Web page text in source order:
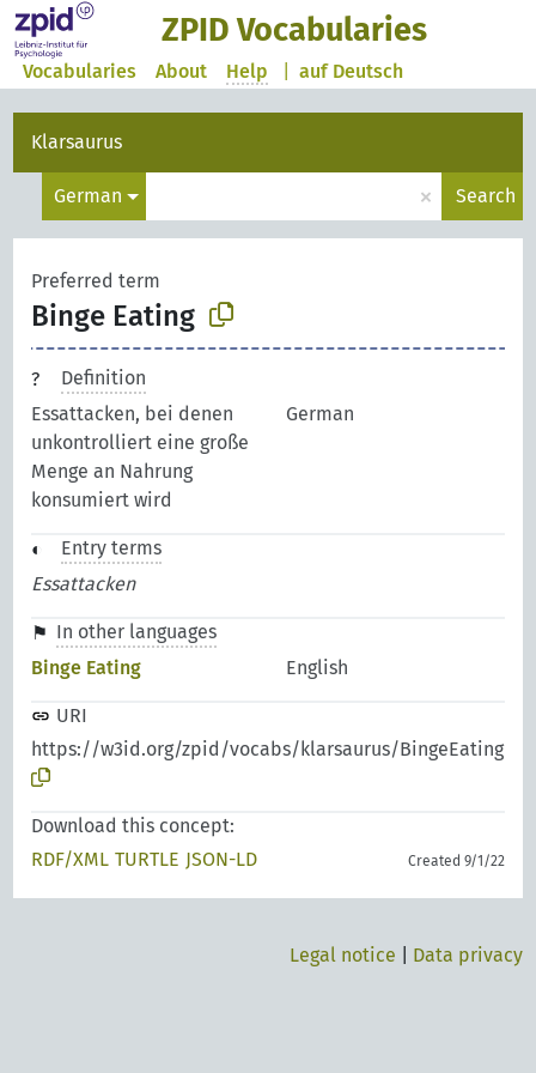
ZPID Vocabularies
auf Deutsch
Vocabularies About Help
Klarsaurus
German × Search
Preferred term
Binge Eating
Definition
Essattacken, bei denen
unkontrolliert eine große
Menge an Nahrung
konsumiert wird
German
Entry terms
Essattacken
In other languages
Binge Eating
English
URI
https://w3id.org/zpid/vocabs/klarsaurus/BingeEating
Download this concept:
RDF/XML TURTLE JSON-LD Created 9/1/22
Legal notice Data privacy